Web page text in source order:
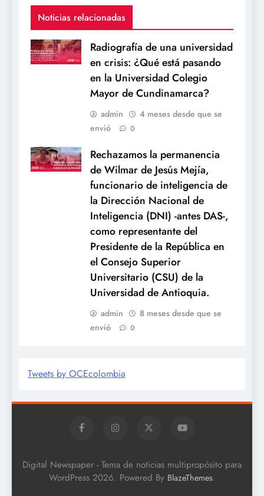
Noticias relacionadas
Radiografía de una universidad
en crisis: ¿Qué está pasando
en la Universidad Colegio
Mayor de Cundinamarca?
admin
4 meses desde que se
envió
0
Rechazamos la permanencia
de Wilmar de Jesús Mejía,
funcionario de inteligencia de
la Dirección Nacional de
Inteligencia (DNI) -antes DAS-,
como representante del
Presidente de la República en
el Consejo Superior
Universitario (CSU) de la
Universidad de Antioquia.
admin
8 meses desde que se
envió
0
Tweets by OCEcolombia
Digital Newspaper - Tema de noticias multipropósito para
WordPress 2026. Powered By BlazeThemes.